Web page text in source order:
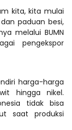
kita, kita mulai
paduan besi,
melalui BUMN
pengekspor
harga-harga
hingga nikel.
tidak bisa
saat produksi